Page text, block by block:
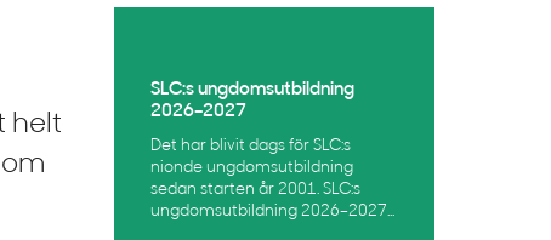
helt
SLC:s ungdomsutbildning
2026–2027
Det har blivit dags för SLC:s
nionde ungdomsutbildning
sedan starten år 2001. SLC:s
ungdomsutbildning 2026–2027...